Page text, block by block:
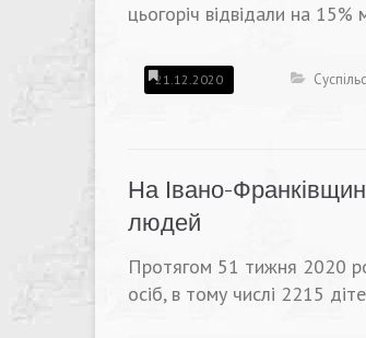
цьогоріч відвідали на
21.12.2020
На Івано-
людей
Протягом 51 тижня 2020
осіб, в тому числі 2215